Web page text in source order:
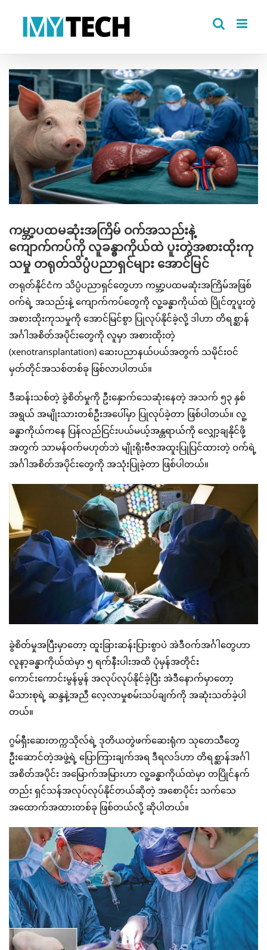
View
Larger
Image
ကမ္ဘာ့ပထမဆုံးအကြိမ် ဝက်အသည်းနဲ့
ကျောက်ကပ်ကို လူခန္ဓာကိုယ်ထဲ ပူးတွဲအစားထိုးကု
သမှု တရုတ်သိပ္ပံပညာရှင်များ အောင်မြင်
တရုတ်နိုင်ငံက သိပ္ပံပညာရှင်တွေဟာ ကမ္ဘာ့ပထမဆုံးအကြိမ်အဖြစ်
ဝက်ရဲ့ အသည်းနဲ့ ကျောက်ကပ်တွေကို လူ့ခန္ဓာကိုယ်ထဲ ပြိုင်တူပူးတွဲ
အစားထိုးကုသမှုကို အောင်မြင်စွာ ပြုလုပ်နိုင်ခဲ့လို့ ဒါဟာ တိရစ္ဆာန်
အင်္ဂါအစိတ်အပိုင်းတွေကို လူမှာ အစားထိုးတဲ့
(xenotransplantation) ဆေးပညာနယ်ပယ်အတွက် သမိုင်းဝင်
မှတ်တိုင်အသစ်တစ်ခု ဖြစ်လာပါတယ်။
ဒီဆန်းသစ်တဲ့ ခွဲစိတ်မှုကို ဦးနှောက်သေဆုံးနေတဲ့ အသက် ၅၃ နှစ်
အရွယ် အမျိုးသားတစ်ဦးအပေါ်မှာ ပြုလုပ်ခဲ့တာ ဖြစ်ပါတယ်။ လူ့
ခန္ဓာကိုယ်ကနေ ပြန်လည်ငြင်းပယ်မယ့်အန္တရာယ်ကို လျှော့ချနိုင်ဖို့
အတွက် သာမန်ဝက်မဟုတ်ဘဲ မျိုးရိုးဗီဇအထူးပြုပြင်ထားတဲ့ ဝက်ရဲ့
အင်္ဂါအစိတ်အပိုင်းတွေကို အသုံးပြုခဲ့တာ ဖြစ်ပါတယ်။
ခွဲစိတ်မှုအပြီးမှာတော့ ထူးခြားဆန်းပြားစွာပဲ အဲဒီဝက်အင်္ဂါတွေဟာ
လူနာ့ခန္ဓာကိုယ်ထဲမှာ ၅ ရက်နီးပါးအထိ ပုံမှန်အတိုင်း
ကောင်းကောင်းမွန်မွန် အလုပ်လုပ်နိုင်ခဲ့ပြီး အဲဒီနောက်မှာတော့
မိသားစုရဲ့ ဆန္ဒနဲ့အညီ လေ့လာမှုစမ်းသပ်ချက်ကို အဆုံးသတ်ခဲ့ပါ
တယ်။
ဂွမ်ရှီးဆေးတက္ကသိုလ်ရဲ့ ဒုတိယတွဲဖက်ဆေးရုံက သုတေသီတွေ
ဦးဆောင်တဲ့အဖွဲ့ရဲ့ ပြောကြားချက်အရ ဒီရလဒ်ဟာ တိရစ္ဆာန်အင်္ဂါ
အစိတ်အပိုင်း အမြောက်အမြားဟာ လူ့ခန္ဓာကိုယ်ထဲမှာ တပြိုင်နက်
တည်း ရှင်သန်အလုပ်လုပ်နိုင်တယ်ဆိုတဲ့ အစောပိုင်း သက်သေ
အထောက်အထားတစ်ခု ဖြစ်တယ်လို့ ဆိုပါတယ်။